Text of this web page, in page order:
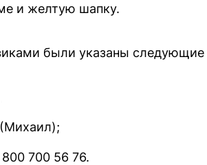
и желтую шапку.
были указаны
700 56 76.